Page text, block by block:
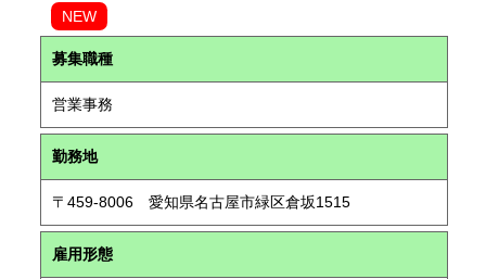
NEW
募集職種
営業事務
勤務地
〒459-8006 愛知県名古屋市緑区倉坂1515
雇用形態